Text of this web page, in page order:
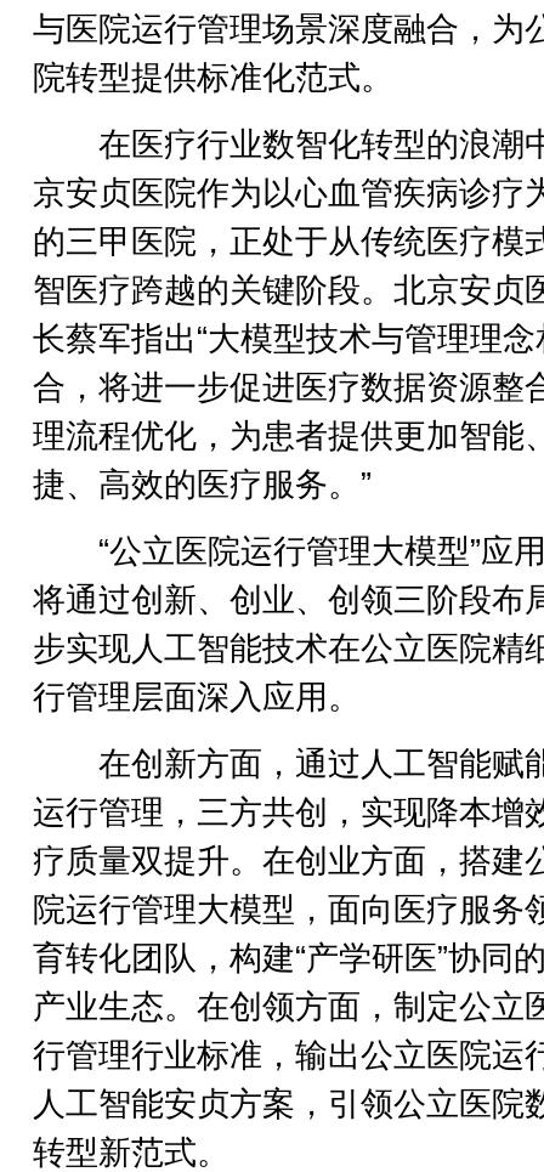
与医院运行管理场景深度融合，为
院转型提供标准化范式。
在医疗行业数智化转型的浪潮
京安贞医院作为以心血管疾病诊疗
的三甲医院，正处于从传统医疗模
智医疗跨越的关键阶段。北京安贞
长蔡军指出“大模型技术与管理理
合，将进一步促进医疗数据资源整
理流程优化，为患者提供更加智能
捷、高效的医疗服务。”
“公立医院运行管理大模型”应
将通过创新、创业、创领三阶段布
步实现人工智能技术在公立医院精
行管理层面深入应用。
在创新方面，通过人工智能赋
运行管理，三方共创，实现降本增
疗质量双提升。在创业方面，搭建
院运行管理大模型，面向医疗服务
育转化团队，构建“产学研医”协同
产业生态。在创领方面，制定公立
行管理行业标准，输出公立医院运
人工智能安贞方案，引领公立医院
转型新范式。